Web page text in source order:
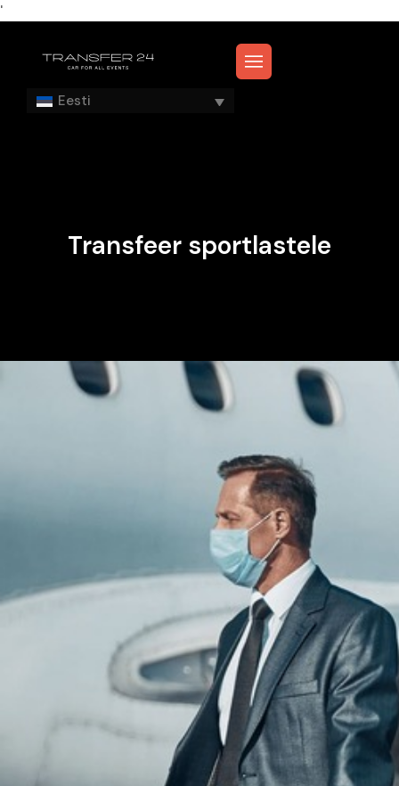
'
Eesti
Transfeer sportlastele